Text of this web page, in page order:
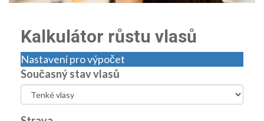
Kalkulátor růstu vlasů
Nastavení pro výpočet
Současný stav vlasů